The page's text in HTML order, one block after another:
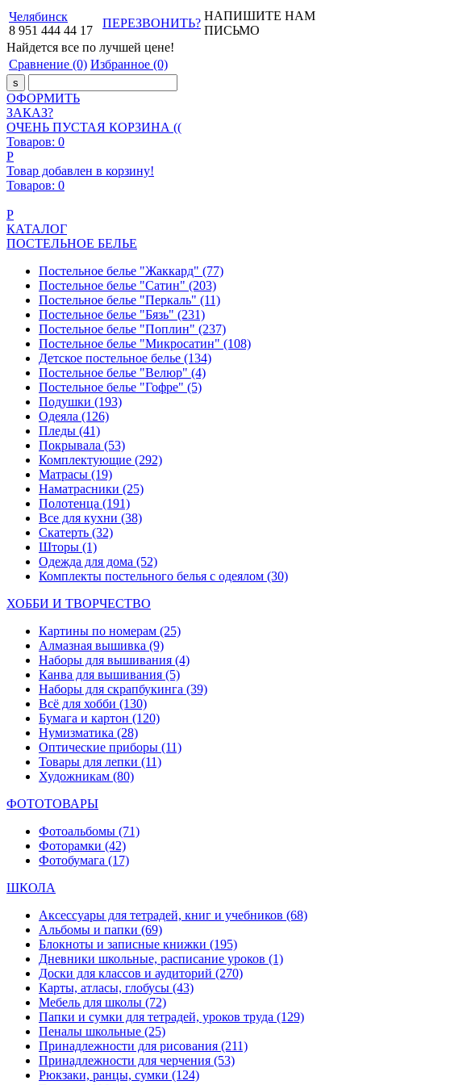
Челябинск
8 951 444 44 17
ПЕРЕЗВОНИТЬ?
НАПИШИТЕ НАМ
ПИСЬМО
Найдется все по лучшей цене!
Сравнение (0) Избранное (0)
ОФОРМИТЬ
ЗАКАЗ?
ОЧЕНЬ ПУСТАЯ КОРЗИНА ((
Товаров: 0
Р
Товар добавлен в корзину!
Товаров: 0
Р
КАТАЛОГ
ПОСТЕЛЬНОЕ БЕЛЬЕ
Постельное белье "Жаккард" (77)
Постельное белье "Сатин" (203)
Постельное белье "Перкаль" (11)
Постельное белье "Бязь" (231)
Постельное белье "Поплин" (237)
Постельное белье "Микросатин" (108)
Детское постельное белье (134)
Постельное белье "Велюр" (4)
Постельное белье "Гофре" (5)
Подушки (193)
Одеяла (126)
Пледы (41)
Покрывала (53)
Комплектующие (292)
Матрасы (19)
Наматрасники (25)
Полотенца (191)
Все для кухни (38)
Скатерть (32)
Шторы (1)
Одежда для дома (52)
Комплекты постельного белья с одеялом (30)
ХОББИ И ТВОРЧЕСТВО
Картины по номерам (25)
Алмазная вышивка (9)
Наборы для вышивания (4)
Канва для вышивания (5)
Наборы для скрапбукинга (39)
Всё для хобби (130)
Бумага и картон (120)
Нумизматика (28)
Оптические приборы (11)
Товары для лепки (11)
Художникам (80)
ФОТОТОВАРЫ
Фотоальбомы (71)
Фоторамки (42)
Фотобумага (17)
ШКОЛА
Аксессуары для тетрадей, книг и учебников (68)
Альбомы и папки (69)
Блокноты и записные книжки (195)
Дневники школьные, расписание уроков (1)
Доски для классов и аудиторий (270)
Карты, атласы, глобусы (43)
Мебель для школы (72)
Папки и сумки для тетрадей, уроков труда (129)
Пеналы школьные (25)
Принадлежности для рисования (211)
Принадлежности для черчения (53)
Рюкзаки, ранцы, сумки (124)